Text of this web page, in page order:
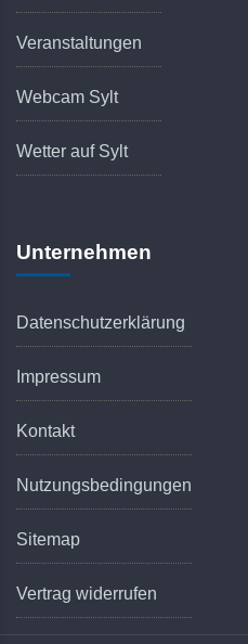
Veranstaltungen
Webcam Sylt
Wetter auf Sylt
Unternehmen
Datenschutzerklärung
Impressum
Kontakt
Nutzungsbedingungen
Sitemap
Vertrag widerrufen